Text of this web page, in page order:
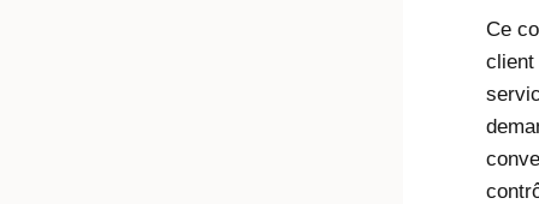
Ce
client